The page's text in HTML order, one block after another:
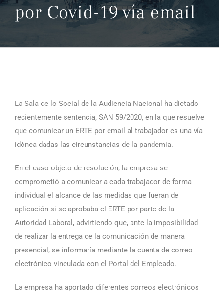
por Covid-19 vía email
La Sala de lo Social de la Audiencia Nacional ha dictado
recientemente sentencia, SAN 59/2020, en la que resuelve
que comunicar un ERTE por email al trabajador es una vía
idónea dadas las circunstancias de la pandemia.
En el caso objeto de resolución, la empresa se
comprometió a comunicar a cada trabajador de forma
individual el alcance de las medidas que fueran de
aplicación si se aprobaba el ERTE por parte de la
Autoridad Laboral, advirtiendo que, ante la imposibilidad
de realizar la entrega de la comunicación de manera
presencial, se informaría mediante la cuenta de correo
electrónico vinculada con el Portal del Empleado.
La empresa ha aportado diferentes correos electrónicos